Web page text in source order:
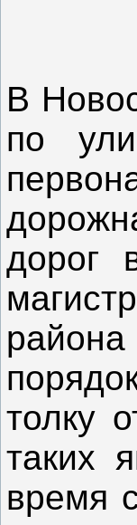
В
по
дорог
толку
таких
время